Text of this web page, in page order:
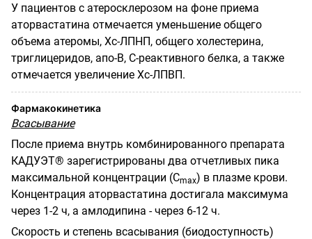
У пациентов с атеросклерозом на фоне приема
аторвастатина отмечается уменьшение общего
объема атеромы, Хс-ЛПНП, общего холестерина,
триглицеридов, апо-В, С-реактивного белка, а также
отмечается увеличение Хс-ЛПВП.
Фармакокинетика
Всасывание
После приема внутрь комбинированного препарата
КАДУЭТ® зарегистрированы два отчетливых пика
максимальной концентрации (Сmах) в плазме крови.
Концентрация аторвастатина достигала максимума
через 1-2 ч, а амлодипина - через 6-12 ч.
Скорость и степень всасывания (биодоступность)